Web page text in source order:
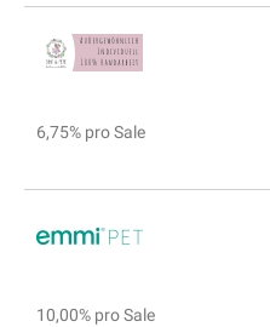
6,75% pro Sale
10,00% pro Sale